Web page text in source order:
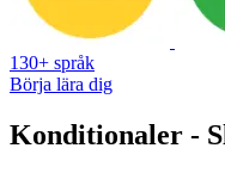
130+ språk
Börja lära dig
Konditionaler -